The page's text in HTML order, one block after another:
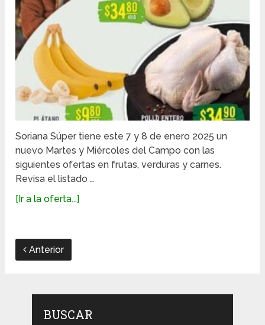
Soriana Súper tiene este 7 y 8 de enero 2025 un
nuevo Martes y Miércoles del Campo con las
siguientes ofertas en frutas, verduras y carnes.
Revisa el listado …
[Ir a la oferta...]
Anterior
BUSCAR